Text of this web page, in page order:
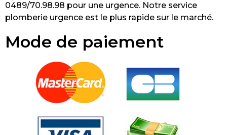
Mode de paiement
0489/70.98.98 pour une urgence. Notre service
plomberie urgence est le plus rapide sur le marché.